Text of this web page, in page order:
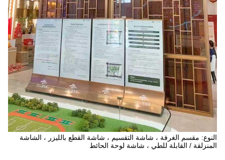
النوع: مقسم الغرفة ، شاشة التقسيم ، شاشة القطع بالليزر ، الشاشة
المنزلقة / القابلة للطي ، شاشة لوحة الحائط